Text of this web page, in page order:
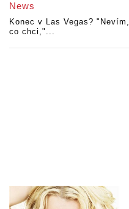
News
Konec v Las Vegas? "Nevím,
co chci,"...